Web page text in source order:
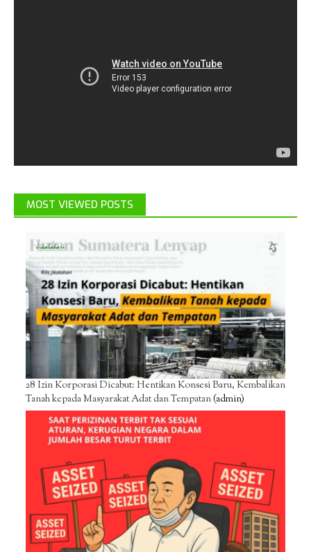
MOST VIEWED POSTS
28 Izin Korporasi Dicabut: Hentikan Konsesi Baru, Kembalikan
Tanah kepada Masyarakat Adat dan Tempatan(admin)